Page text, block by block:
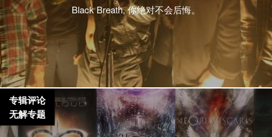
Black Breath, 你绝对不会后悔。
专辑评论
无解专题